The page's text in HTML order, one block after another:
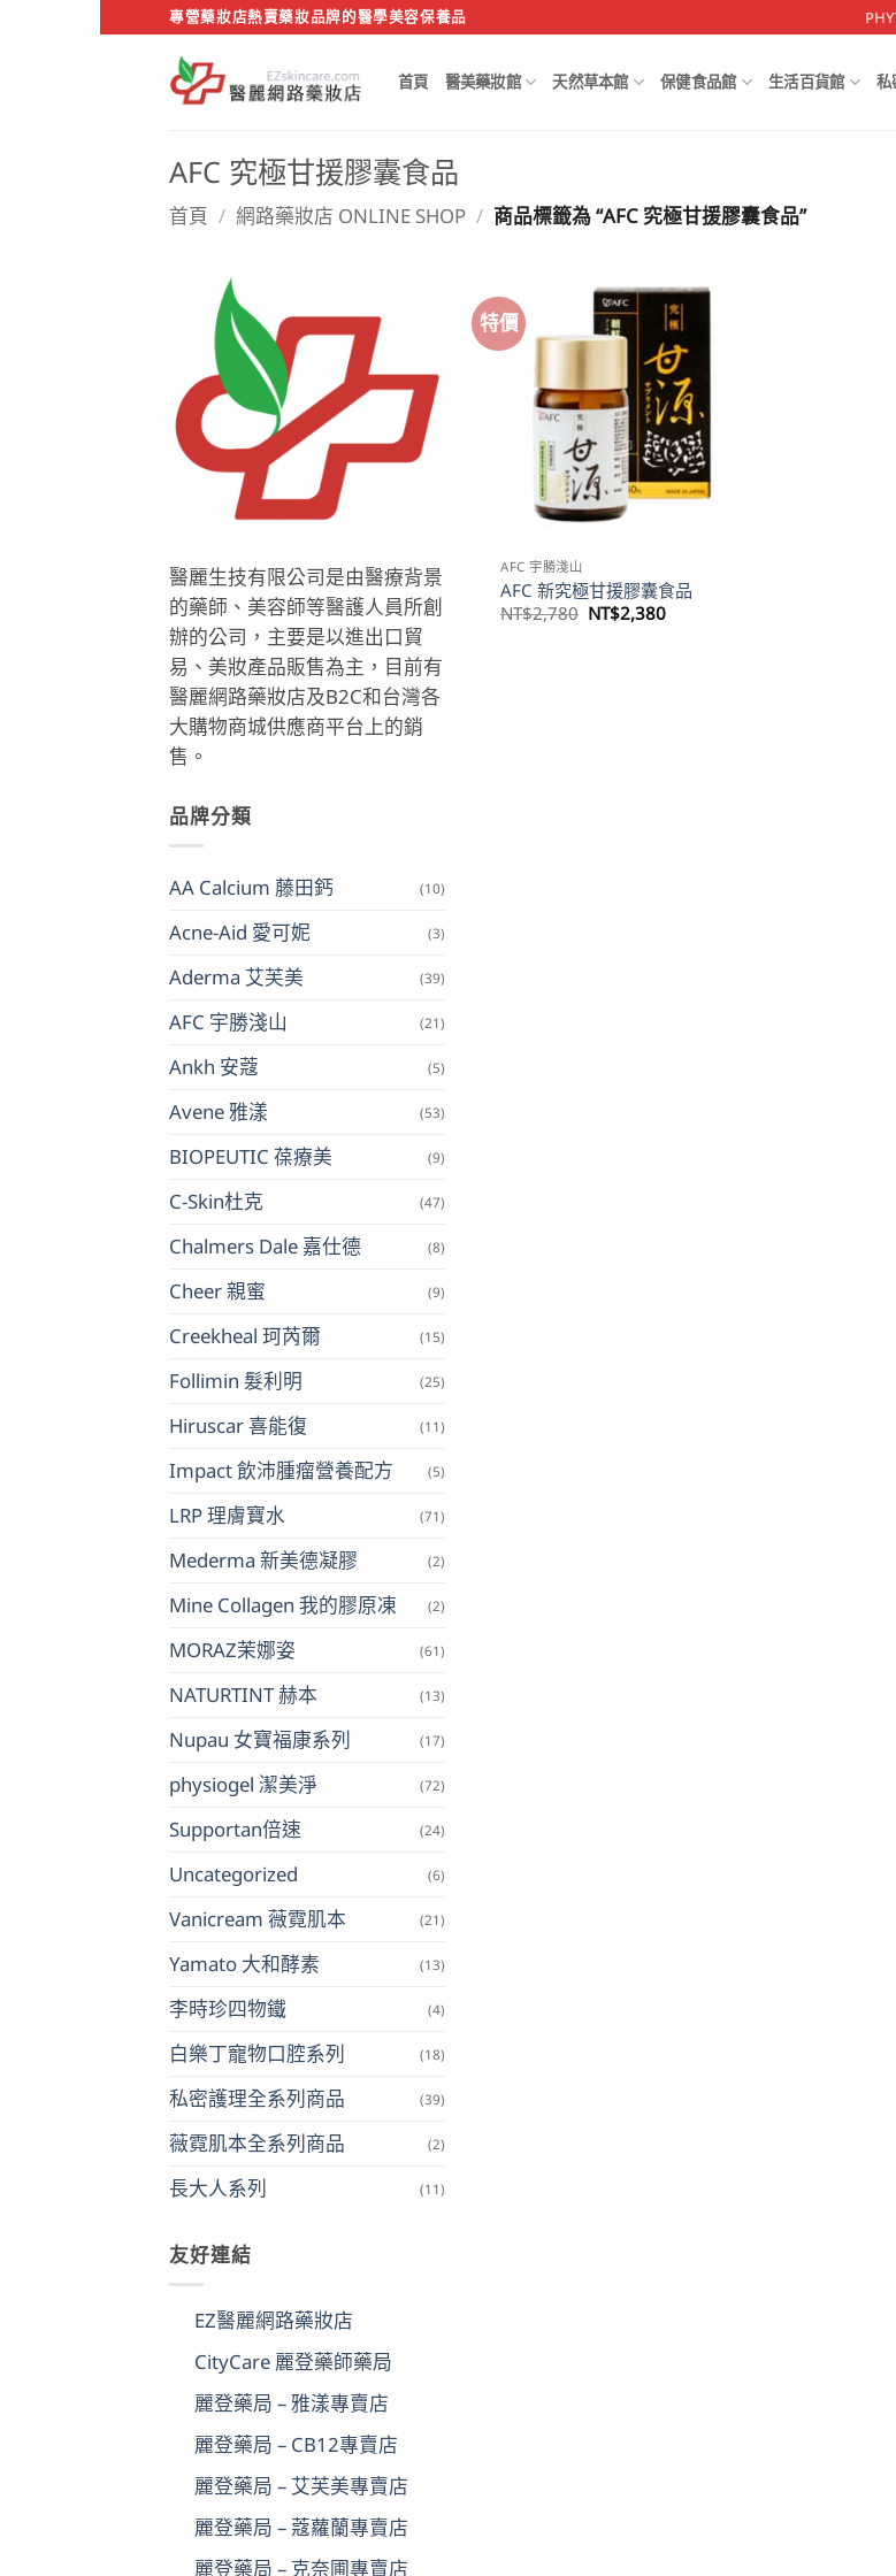
to
專營藥妝店熱賣藥妝品牌的醫學美容保養品
首頁 醫美藥妝館 天然草本館 保健食品館 生活百貨館 私
AFC 究極甘援膠囊食品
首頁 / 網路藥妝店 ONLINE SHOP / 商品標籤為 “AFC 究極甘援膠囊食品”
醫麗生技有限公司是由醫療背景
的藥師、美容師等醫護人員所創
辦的公司，主要是以進出口貿
易、美妝產品販售為主，目前有
醫麗網路藥妝店及B2C和台灣各
大購物商城供應商平台上的銷
售。
品牌分類
AA Calcium 藤田鈣 (10)
Acne-Aid 愛可妮 (3)
Aderma 艾芙美 (39)
AFC 宇勝淺山 (21)
Ankh 安蔻 (5)
Avene 雅漾 (53)
BIOPEUTIC 葆療美 (9)
C-Skin杜克 (47)
Chalmers Dale 嘉仕德 (8)
Cheer 親蜜 (9)
Creekheal 珂芮爾 (15)
Follimin 髮利明 (25)
Hiruscar 喜能復 (11)
Impact 飲沛腫瘤營養配方 (5)
LRP 理膚寶水 (71)
Mederma 新美德凝膠 (2)
Mine Collagen 我的膠原凍 (2)
MORAZ茉娜姿 (61)
NATURTINT 赫本 (13)
Nupau 女寶福康系列 (17)
physiogel 潔美淨 (72)
Supportan倍速 (24)
Uncategorized (6)
Vanicream 薇霓肌本 (21)
Yamato 大和酵素 (13)
李時珍四物鐵 (4)
白樂丁寵物口腔系列 (18)
私密護理全系列商品 (39)
薇霓肌本全系列商品 (2)
長大人系列 (11)
友好連結
EZ醫麗網路藥妝店
CityCare 麗登藥師藥局
麗登藥局 – 雅漾專賣店
麗登藥局 – CB12專賣店
麗登藥局 – 艾芙美專賣店
麗登藥局 – 蔻蘿蘭專賣店
麗登藥局 – 克奈圃專賣店
特價
AFC 宇勝淺山
AFC 新究極甘援膠囊食品
NT$2,780 原
NT$2,380目